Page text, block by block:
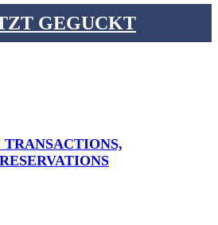
GEGUCKT